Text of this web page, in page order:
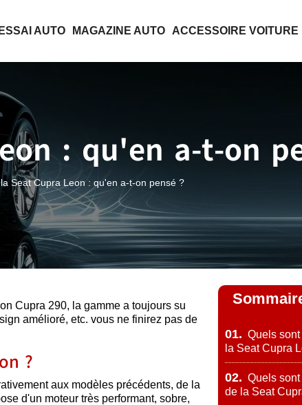
ESSAI AUTO MAGAZINE AUTO ACCESSOIRE VOITURE
: qu'en a-t-on
Seat Cupra Leon : qu'en a-t-on pensé ?
Cupra 290, la gamme a toujours su
amélioré, etc. vous ne finirez pas de
?
aux modèles précédents, de la
d'un moteur très performant, sobre,
01. Quels
la Seat Cupra
02. Quels
de la Seat